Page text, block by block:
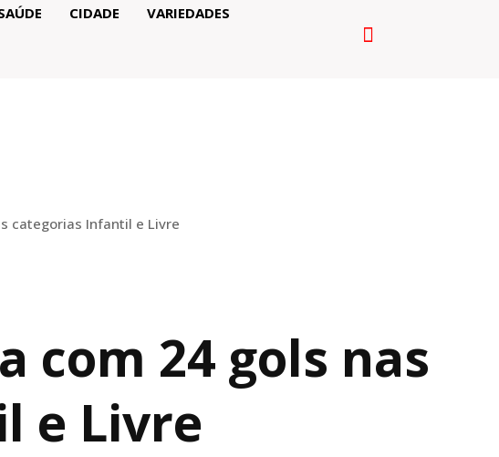
CIDADE VARIEDADES
categorias Infantil e Livre
com 24 gols nas
e Livre